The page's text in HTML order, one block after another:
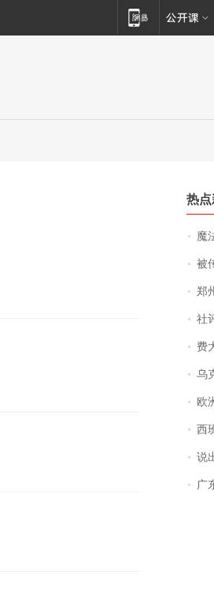
热点
魔法打
被传交付
郑州一汉
社
费大
乌克
欧
西班牙
说出“
广东